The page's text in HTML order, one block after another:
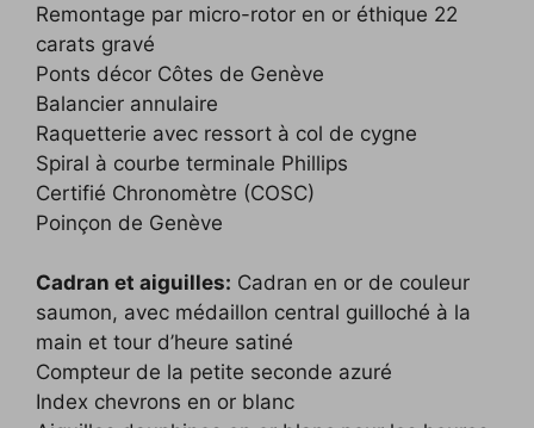
Remontage par micro-rotor en or éthique 22
carats gravé
Ponts décor Côtes de Genève
Balancier annulaire
Raquetterie avec ressort à col de cygne
Spiral à courbe terminale Phillips
Certifié Chronomètre (COSC)
Poinçon de Genève
Cadran et aiguilles: Cadran en or de couleur
saumon, avec médaillon central guilloché à la
main et tour d’heure satiné
Compteur de la petite seconde azuré
Index chevrons en or blanc